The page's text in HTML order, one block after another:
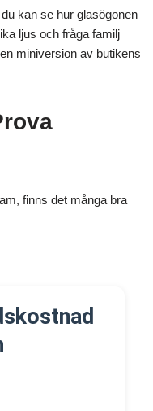
kan se hur glasögonen
ljus och fråga familj
miniversion av butikens
finns det många bra